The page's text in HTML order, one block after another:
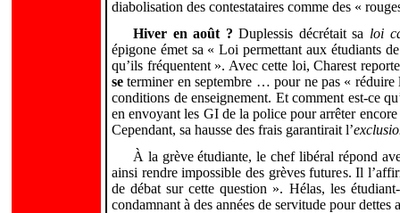
diabolisation des contestataires comme des «
Hiver en août ?Duplessis décrétait sa loi
épigone émet sa « Loi permettant aux étudiants
qu’ils fréquentent ». Avec cette loi, Charest
seterminer en septembre … pour ne pas «
conditions de enseignement. Et comment est-ce
en envoyant les GI de la police pour arrêter
Cependant, sa hausse des frais garantirait l’
À la grève étudiante, le chef libéral répond
ainsi rendre impossible des grèves futures. Il
de débat sur cette question ». Hélas, les
condamnant à des années de servitude pour